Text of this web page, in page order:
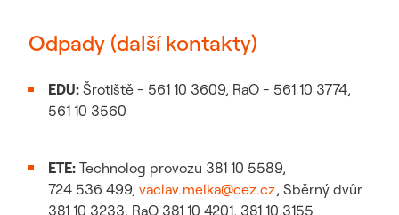
Odpady (další kontakty)
EDU: Šrotiště - 561 10 3609, RaO - 561 10 3774,
561 10 3560
ETE: Technolog provozu 381 10 5589,
724 536 499, vaclav.melka@cez.cz, Sběrný dvůr
381 10 3233, RaO 381 10 4201, 381 10 3155